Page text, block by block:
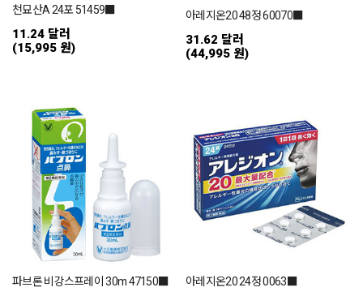
천묘산A 24포 51459■
11.24 달러
(15,995 원)
아레지온20 48정 60070■
31.62 달러
(44,995 원)
파브론 비강스프레이 30m 47150■ 아레지온20 24정 0063■